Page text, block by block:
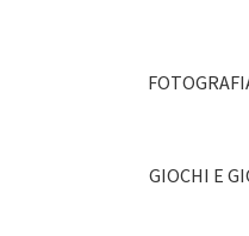
GIOCHI E